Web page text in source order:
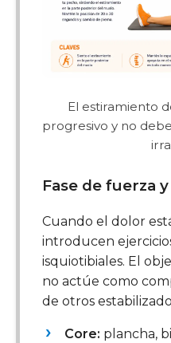
El estiramiento
progresivo y no
Fase de fuerza
Cuando el dolor
introducen
isquiotibiales. El
no actúe como
de otros
Core: plancha,